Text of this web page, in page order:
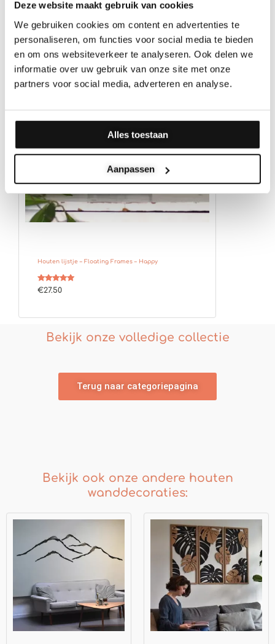
Deze website maakt gebruik van cookies
We gebruiken cookies om content en advertenties te
personaliseren, om functies voor social media te bieden
en om ons websiteverkeer te analyseren. Ook delen we
informatie over uw gebruik van onze site met onze
partners voor social media, adverteren en analyse.
Alles toestaan
Aanpassen
Houten lijstje – Floating Frames – Happy
Gewaardeerd
5.00
€27.50
Bekijk onze volledige collectie
Terug naar categoriepagina
Bekijk ook onze andere houten
wanddecoraties:
Prijsklasse:
€179.00
Prijsklasse:
€255.00
tot
€299.00